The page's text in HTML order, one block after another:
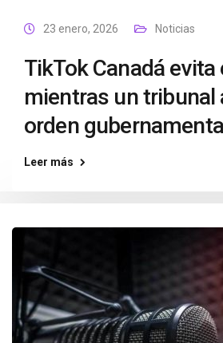
23 enero, 2026 Noticias
TikTok Canadá evita
mientras un tribunal
orden
Leer más